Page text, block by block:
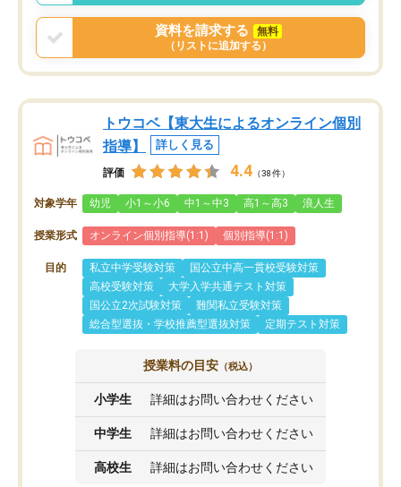
資料を請求する
無料
（リストに追加する）
トウコベ【東大生によるオンライン個別
指導】
詳しく見る
評価 4.4 （38件）
対象学年 幼児 小1～小6 中1～中3 高1～高3 浪人生
授業形式 オンライン個別指導(1:1) 個別指導(1:1)
目的 私立中学受験対策
国公立中高一貫校受験対策
高校受験対策
大学入学共通テスト対策
国公立2次試験対策
難関私立受験対策
総合型選抜・学校推薦型選抜対策
定期テスト対策
授業料の目安 （税込）
小学生 詳細はお問い合わせください
中学生 詳細はお問い合わせください
高校生 詳細はお問い合わせください